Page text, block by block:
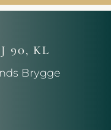
90, KL
Brygge